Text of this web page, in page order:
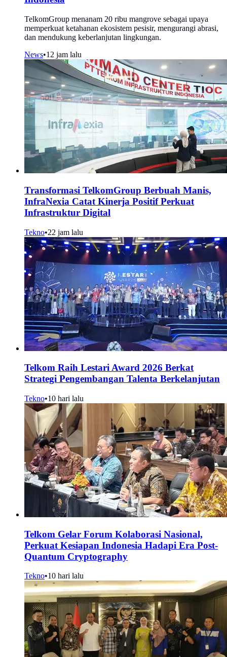
TelkomGroup menanam 20 ribu mangrove sebagai upaya
memperkuat ketahanan ekosistem pesisir, mengurangi abrasi,
dan mendukung keberlanjutan lingkungan.
News•12 jam lalu
Transformasi TelkomGroup Berbuah Manis,
InfraNexia Catat Kinerja Positif Perkuat
Infrastruktur Digital
Tekno•22 jam lalu
Telkom Raih Lestari Award 2026 Berkat
Strategi Pengembangan Talenta Berkelanjutan
Tekno•10 hari lalu
Telkom Gelar Forum Kolaborasi Nasional,
Perkuat Kesiapan Indonesia Hadapi Era Post-
Quantum Cryptography
Tekno•10 hari lalu